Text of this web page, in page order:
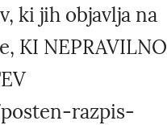
ki jih objavlja na
KI NEPRAVILNO
razpis-